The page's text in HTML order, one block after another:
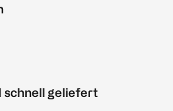
schnell geliefert